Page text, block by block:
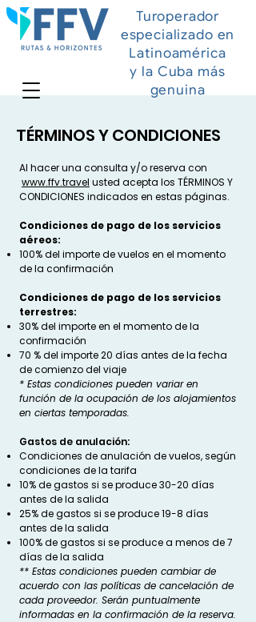
Turoperador
especializado en
Latinoamérica
y la Cuba más
genuina
TÉRMINOS Y CONDICIONES
Al hacer una consulta y/o reserva con
www.ffv.travel usted acepta los TÉRMINOS Y
CONDICIONES indicados en estas páginas.
Condiciones de pago de los servicios
aéreos:
100% del importe de vuelos en el momento
de la confirmación
Condiciones de pago de los servicios
terrestres:
30% del importe en el momento de la
confirmación
70 % del importe 20 días antes de la fecha
de comienzo del viaje
* Estas condiciones pueden variar en
función de la ocupación de los alojamientos
en ciertas temporadas.
Gastos de anulación:
Condiciones de anulación de vuelos, según
condiciones de la tarifa
10% de gastos si se produce 30-20 días
antes de la salida
25% de gastos si se produce 19-8 días
antes de la salida
100% de gastos si se produce a menos de 7
días de la salida
** Estas condiciones pueden cambiar de
acuerdo con las políticas de cancelación de
cada proveedor. Serán puntualmente
informadas en la confirmación de la reserva.